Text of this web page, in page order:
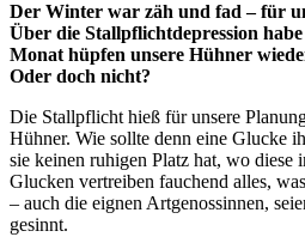
Der Winter war zäh und fad – für
Über die Stallpflichtdepression
Monat hüpfen unsere Hühner
Oder doch nicht?
Die Stallpflicht hieß für unsere
Hühner. Wie sollte denn eine Glucke
sie keinen ruhigen Platz hat, wo diese
Glucken vertreiben fauchend alles,
– auch die eignen Artgenossinnen,
gesinnt.